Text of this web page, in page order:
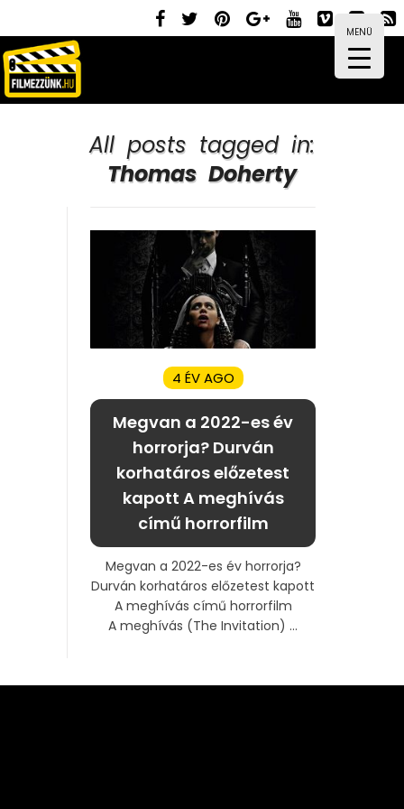
MENÜ
All posts tagged in:
Thomas Doherty
4 ÉV AGO
Megvan a 2022-es év
horrorja? Durván
korhatáros előzetest
kapott A meghívás
című horrorfilm
Megvan a 2022-es év horrorja?
Durván korhatáros előzetest kapott
A meghívás című horrorfilm
A meghívás (The Invitation) ...